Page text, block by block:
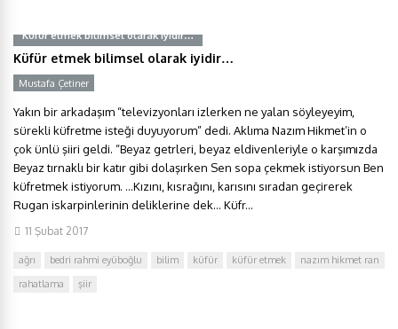
Küfür etmek bilimsel olarak iyidir…
Küfür etmek bilimsel olarak iyidir…
Mustafa Çetiner
Yakın bir arkadaşım “televizyonları izlerken ne yalan söyleyeyim,
sürekli küfretme isteği duyuyorum” dedi. Aklıma Nazım Hikmet’in o
çok ünlü şiiri geldi. “Beyaz getrleri, beyaz eldivenleriyle o karşımızda
Beyaz tırnaklı bir katır gibi dolaşırken Sen sopa çekmek istiyorsun Ben
küfretmek istiyorum. …Kızını, kısrağını, karısını sıradan geçirerek
Rugan iskarpinlerinin deliklerine dek… Küfr...
11 Şubat 2017
ağrı bedri rahmi eyüboğlu bilim küfür küfür etmek
nazım hikmet ran
rahatlama
şiir